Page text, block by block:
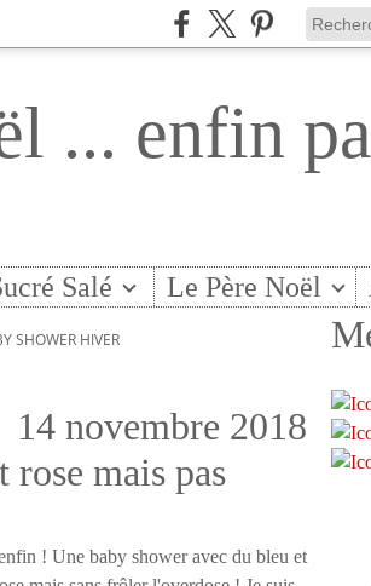
... enfin
Salé Le Père Noël
SHOWER HIVER
14 novembre 2018
rose mais pas
! Une baby shower avec du bleu et